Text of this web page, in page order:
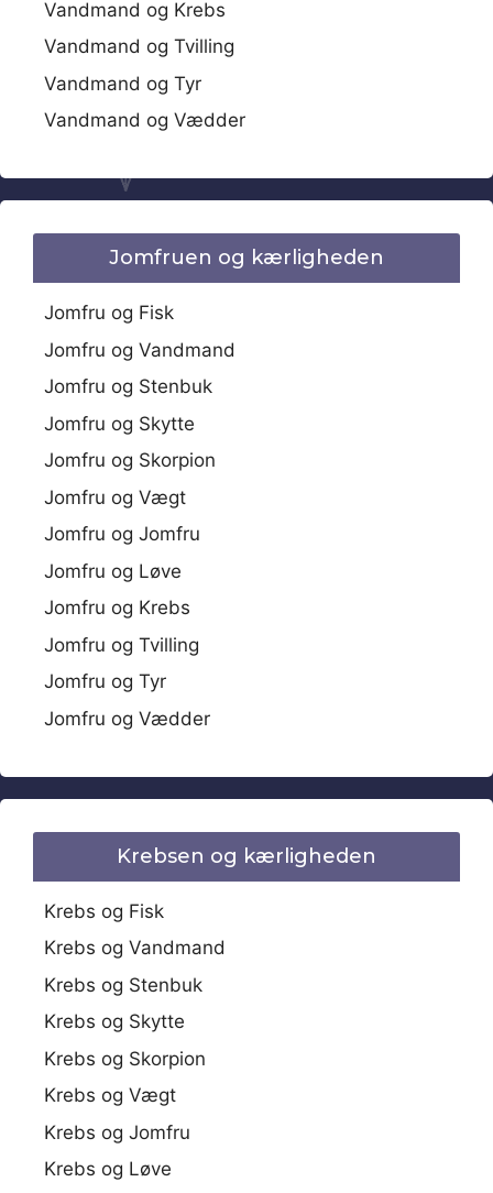
Vandmand og Krebs
Vandmand og Tvilling
Vandmand og Tyr
Vandmand og Vædder
Jomfruen og kærligheden
Jomfru og Fisk
Jomfru og Vandmand
Jomfru og Stenbuk
Jomfru og Skytte
Jomfru og Skorpion
Jomfru og Vægt
Jomfru og Jomfru
Jomfru og Løve
Jomfru og Krebs
Jomfru og Tvilling
Jomfru og Tyr
Jomfru og Vædder
Krebsen og kærligheden
Krebs og Fisk
Krebs og Vandmand
Krebs og Stenbuk
Krebs og Skytte
Krebs og Skorpion
Krebs og Vægt
Krebs og Jomfru
Krebs og Løve